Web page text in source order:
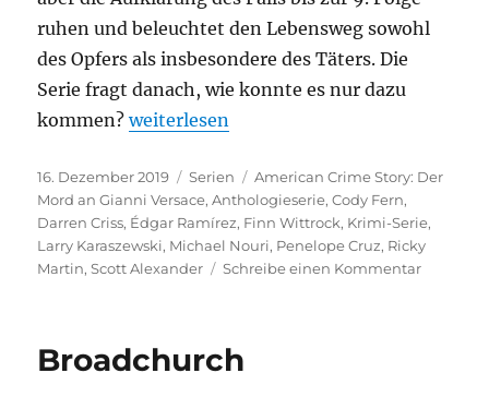
ruhen und beleuchtet den Lebensweg sowohl
des Opfers als insbesondere des Täters. Die
Serie fragt danach, wie konnte es nur dazu
kommen?„American Crime Story 2: Der Mord an
weiterlesen
Veröffentlicht
am
16. Dezember 2019 Kategorien
Serien Schlagwörter
American Crime Story: Der
Mord an Gianni Versace,Anthologieserie,Cody Fern,
Darren Criss, Édgar Ramírez, Finn Wittrock, Krimi-Serie,
Larry Karaszewski, Michael Nouri, Penelope Cruz, Ricky
Martin,Scott Alexander Schreibe einen Kommentarzu
Broadchurch